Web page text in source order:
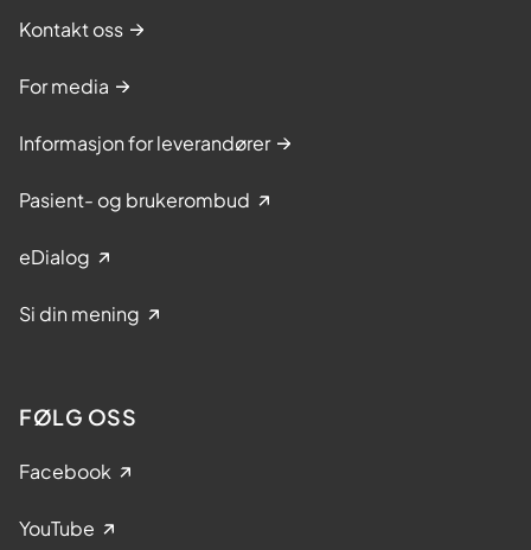
Kontakt oss
For media
Informasjon for leverandører
Pasient- og brukerombud
eDialog
Si din mening
FØLG OSS
Facebook
YouTube